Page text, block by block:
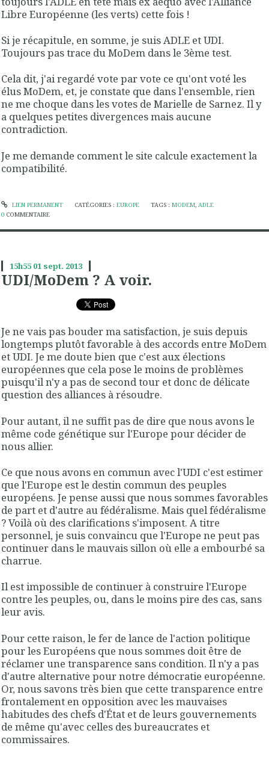
Libre Européenne (les verts) cette fois !
Si je récapitule, en somme, je suis ADLE et UDI.
Toujours pas trace du MoDem dans le 3ème test.
Cela dit, j'ai regardé vote par vote ce qu'ont voté les
élus MoDem, et, je constate que dans l'ensemble, rien
ne me choque dans les votes de Marielle de Sarnez. Il y
a quelques petites divergences mais aucune
contradiction.
Je me demande comment le site calcule exactement la
compatibilité.
LIEN PERMANENT CATÉGORIES : EUROPE TAGS :MODEM,ADLE
0 COMMENTAIRE
15h55 01 sept. 2013
UDI/MoDem ? A voir.
Je ne vais pas bouder ma satisfaction, je suis depuis
longtemps plutôt favorable à des accords entre MoDem
et UDI. Je me doute bien que c'est aux élections
européennes que cela pose le moins de problèmes
puisqu'il n'y a pas de second tour et donc de délicate
question des alliances à résoudre.
Pour autant, il ne suffit pas de dire que nous avons le
même code génétique sur l'Europe pour décider de
nous allier.
Ce que nous avons en commun avec l'UDI c'est estimer
que l'Europe est le destin commun des peuples
européens. Je pense aussi que nous sommes favorables
de part et d'autre au fédéralisme. Mais quel fédéralisme
? Voilà où des clarifications s'imposent. A titre
personnel, je suis convaincu que l'Europe ne peut pas
continuer dans le mauvais sillon où elle a embourbé sa
charrue.
Il est impossible de continuer à construire l'Europe
contre les peuples, ou, dans le moins pire des cas, sans
leur avis.
Pour cette raison, le fer de lance de l'action politique
pour les Européens que nous sommes doit être de
réclamer une transparence sans condition. Il n'y a pas
d'autre alternative pour notre démocratie européenne.
Or, nous savons très bien que cette transparence entre
frontalement en opposition avec les mauvaises
habitudes des chefs d'État et de leurs gouvernements
de même qu'avec celles des bureaucrates et
commissaires.